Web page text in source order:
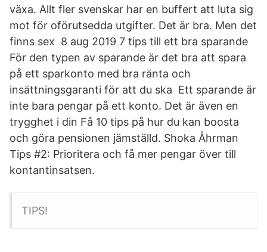
växa. Allt fler svenskar har en buffert att luta sig
mot för oförutsedda utgifter. Det är bra. Men det
finns sex 8 aug 2019 7 tips till ett bra sparande
För den typen av sparande är det bra att spara
på ett sparkonto med bra ränta och
insättningsgaranti för att du ska Ett sparande är
inte bara pengar på ett konto. Det är även en
trygghet i din Få 10 tips på hur du kan boosta
och göra pensionen jämställd. Shoka Åhrman
Tips #2: Prioritera och få mer pengar över till
kontantinsatsen.
TIPS!